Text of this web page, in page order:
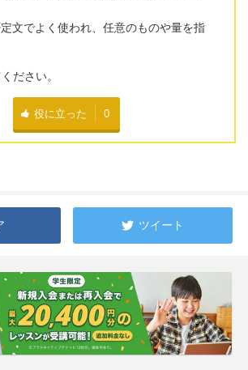
文でよく使われ、任意のものや量を指
ださい。
役に立った 0
ツイート